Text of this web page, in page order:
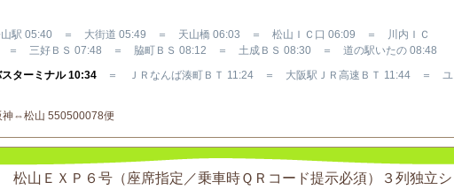
山駅 05:40 ＝ 大街道 05:49 ＝ 天山橋 06:03 ＝ 松山ＩＣ口 06:09 ＝ 川内ＩＣ
＝ 三好ＢＳ 07:48 ＝ 脇町ＢＳ 08:12 ＝ 土成ＢＳ 08:30 ＝ 道の駅いたの 08:48
ターミナル 10:34 ＝ ＪＲなんば湊町ＢＴ 11:24 ＝ 大阪駅ＪＲ高速ＢＴ 11:44 ＝ ユ
神⇔松山 550500078便
松山ＥＸＰ６号（座席指定／乗車時ＱＲコード提示必須）３列独立シ